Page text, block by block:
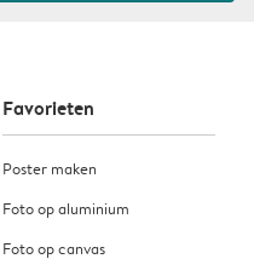
Favorieten
Poster maken
Foto op aluminium
Foto op canvas